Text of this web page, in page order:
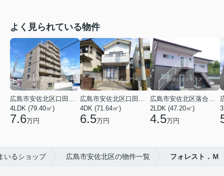
よく見られている物件
広島市安佐北区口田３丁目
4LDK (79.40㎡)
7.6万円
広島市安佐北区口田５丁目
4DK (71.64㎡)
6.5万円
広島市安佐北区落合南９丁目
2LDK (47.20㎡)
4.5万円
いるショップ 広島市安佐北区の物件一覧 フォレスト．Ｍ